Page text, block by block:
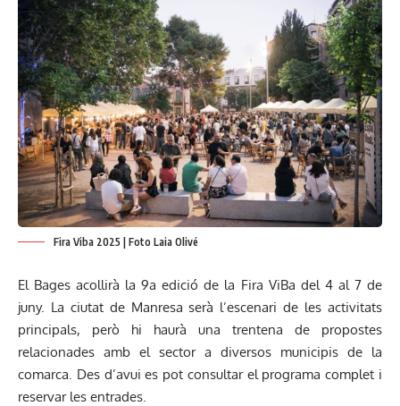
Fira Viba 2025 | Foto Laia Olivé
El Bages acollirà la 9a edició de la Fira ViBa del 4 al 7 de
juny. La ciutat de Manresa serà l’escenari de les activitats
principals, però hi haurà una trentena de propostes
relacionades amb el sector a diversos municipis de la
comarca. Des d’avui es pot consultar el programa complet i
reservar les entrades.